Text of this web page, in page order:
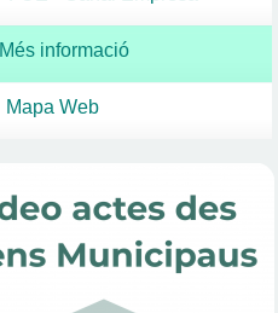
Més informació
Mapa Web